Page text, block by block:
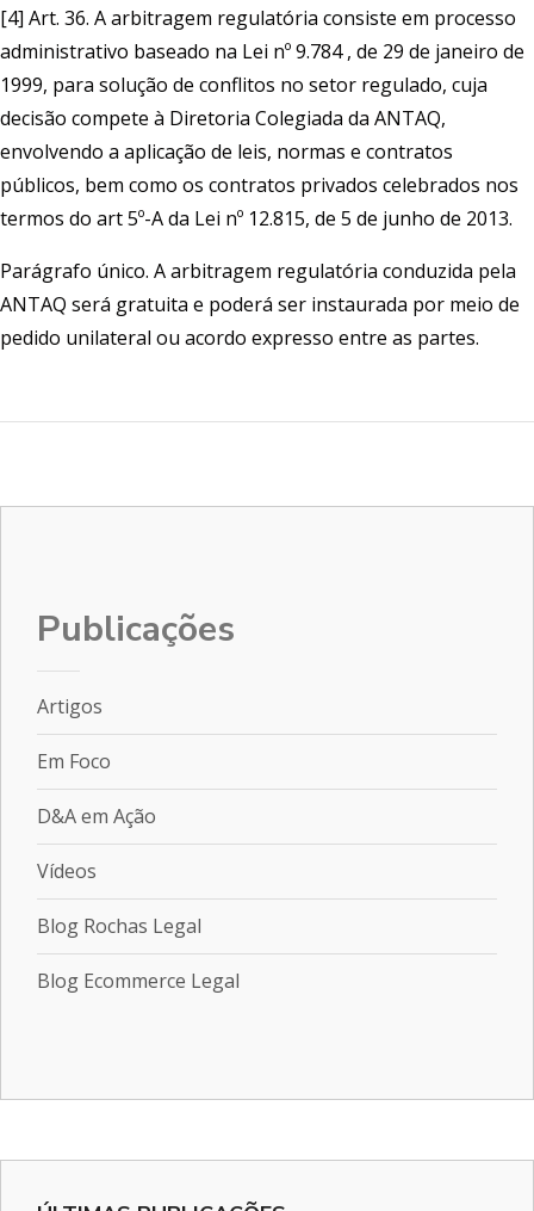
[4] Art. 36. A arbitragem regulatória consiste em processo
administrativo baseado na Lei nº 9.784 , de 29 de janeiro de
1999, para solução de conflitos no setor regulado, cuja
decisão compete à Diretoria Colegiada da ANTAQ,
envolvendo a aplicação de leis, normas e contratos
públicos, bem como os contratos privados celebrados nos
termos do art 5º-A da Lei nº 12.815, de 5 de junho de 2013.
Parágrafo único. A arbitragem regulatória conduzida pela
ANTAQ será gratuita e poderá ser instaurada por meio de
pedido unilateral ou acordo expresso entre as partes.
Publicações
Artigos
Em Foco
D&A em Ação
Vídeos
Blog Rochas Legal
Blog Ecommerce Legal